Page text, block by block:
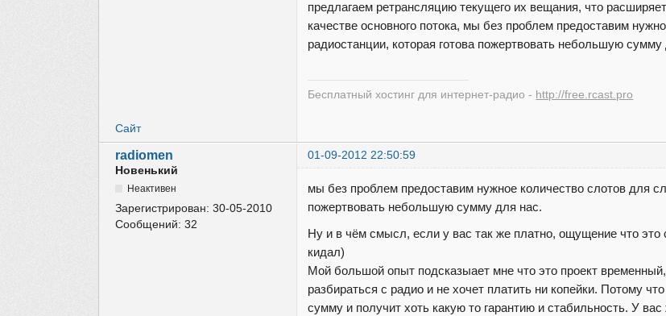
предлагаем ретрансляцию текущего их вещания, что
качестве основного потока, мы без проблем предоставим
радиостанции, которая готова пожертвовать небольшую сумму
Бесплатный хостинг для интернет-радио - http://free.rcast.pro
Сайт
radiomen
01-09-2012 22:50:59
Новенький
Неактивен
Зарегистрирован:30-05-2010
Сообщений:32
мы без проблем предоставим нужное количество слотов для
пожертвовать небольшую сумму для нас.
Ну и в чём смысл, если у вас так же платно, ощущение что
кидал)
Мой большой опыт подсказыает мне что это проект временный,
разбираться с радио и не хочет платить ни копейки. Потому
сумму и получит хоть какую то гарантию и стабильность. У